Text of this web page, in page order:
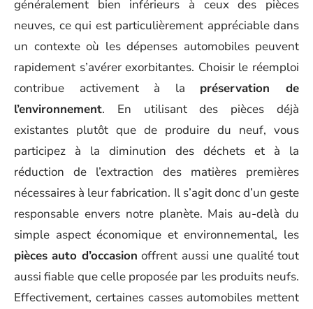
généralement bien inférieurs à ceux des pièces
neuves, ce qui est particulièrement appréciable dans
un contexte où les dépenses automobiles peuvent
rapidement s’avérer exorbitantes. Choisir le réemploi
contribue activement à la préservation de
l’environnement. En utilisant des pièces déjà
existantes plutôt que de produire du neuf, vous
participez à la diminution des déchets et à la
réduction de l’extraction des matières premières
nécessaires à leur fabrication. Il s’agit donc d’un geste
responsable envers notre planète. Mais au-delà du
simple aspect économique et environnemental, les
pièces auto d’occasion offrent aussi une qualité tout
aussi fiable que celle proposée par les produits neufs.
Effectivement, certaines casses automobiles mettent